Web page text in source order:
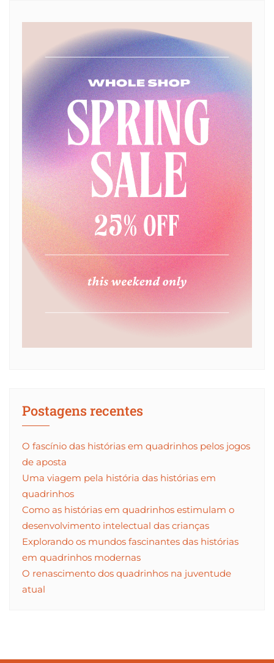
Postagens recentes
O fascínio das histórias em quadrinhos pelos jogos
de aposta
Uma viagem pela história das histórias em
quadrinhos
Como as histórias em quadrinhos estimulam o
desenvolvimento intelectual das crianças
Explorando os mundos fascinantes das histórias
em quadrinhos modernas
O renascimento dos quadrinhos na juventude
atual